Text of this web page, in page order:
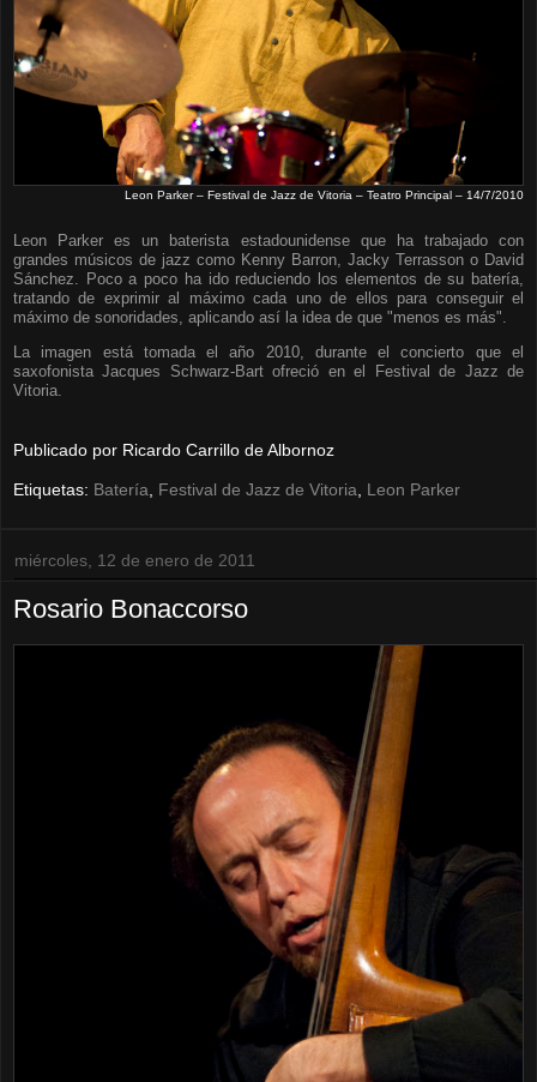
Leon Parker – Festival de Jazz de Vitoria – Teatro Principal – 14/7/2010
Leon Parker es un baterista estadounidense que ha trabajado con
grandes músicos de jazz como Kenny Barron, Jacky Terrasson o David
Sánchez. Poco a poco ha ido reduciendo los elementos de su batería,
tratando de exprimir al máximo cada uno de ellos para conseguir el
máximo de sonoridades, aplicando así la idea de que "menos es más".
La imagen está tomada el año 2010, durante el concierto que el
saxofonista Jacques Schwarz-Bart ofreció en el Festival de Jazz de
Vitoria.
Publicado por Ricardo Carrillo de Albornoz
Etiquetas: Batería Festival de Jazz de Vitoria Leon Parker
miércoles, 12 de enero de 2011
Rosario Bonaccorso